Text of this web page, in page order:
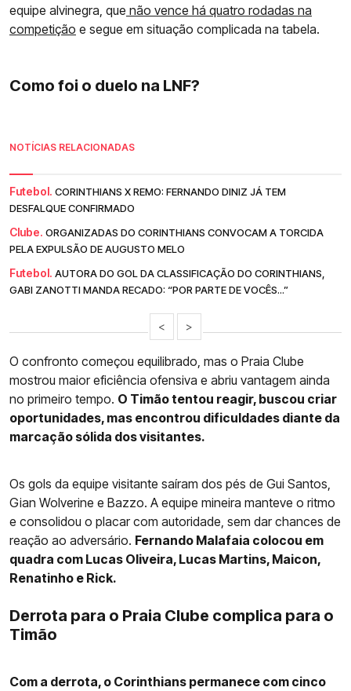
equipe alvinegra, que não vence há quatro rodadas na
competição e segue em situação complicada na tabela.
Como foi o duelo na LNF?
NOTÍCIAS RELACIONADAS
Futebol. CORINTHIANS X REMO: FERNANDO DINIZ JÁ TEM
DESFALQUE CONFIRMADO
Clube. ORGANIZADAS DO CORINTHIANS CONVOCAM A TORCIDA
PELA EXPULSÃO DE AUGUSTO MELO
Futebol. AUTORA DO GOL DA CLASSIFICAÇÃO DO CORINTHIANS,
GABI ZANOTTI MANDA RECADO: “POR PARTE DE VOCÊS...”
< >
O confronto começou equilibrado, mas o Praia Clube
mostrou maior eficiência ofensiva e abriu vantagem ainda
no primeiro tempo. O Timão tentou reagir, buscou criar
oportunidades, mas encontrou dificuldades diante da
marcação sólida dos visitantes.
Os gols da equipe visitante saíram dos pés de Gui Santos,
Gian Wolverine e Bazzo. A equipe mineira manteve o ritmo
e consolidou o placar com autoridade, sem dar chances de
reação ao adversário. Fernando Malafaia colocou em
quadra com Lucas Oliveira, Lucas Martins, Maicon,
Renatinho e Rick.
Derrota para o Praia Clube complica para o
Timão
Com a derrota, o Corinthians permanece com cinco